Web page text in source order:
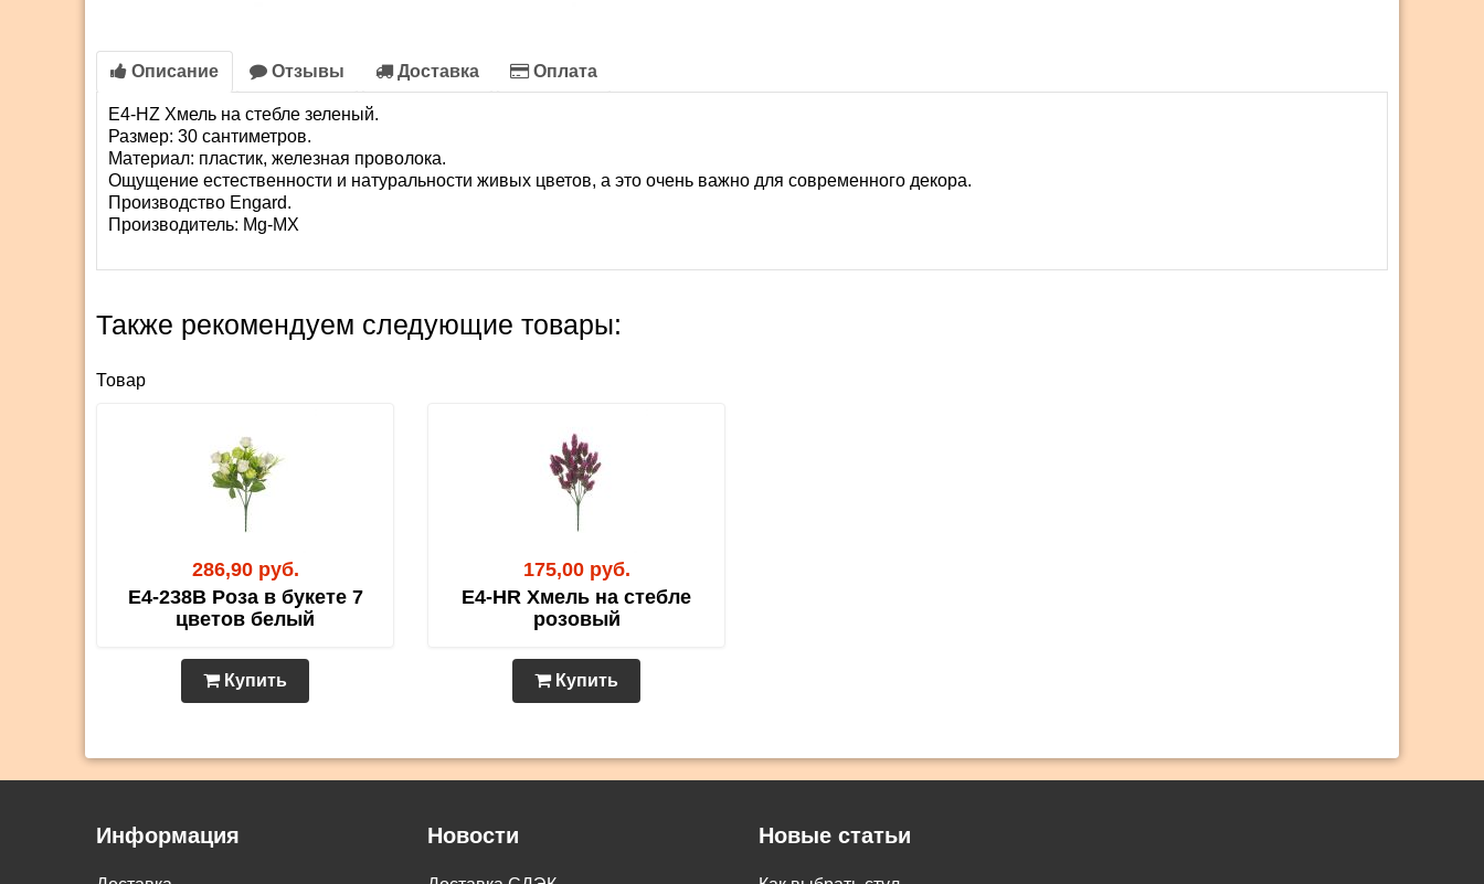
Описание Отзывы Доставка Оплата
E4-HZ Хмель на стебле зеленый.
Размер: 30 сантиметров.
Материал: пластик, железная проволока.
Ощущение естественности и натуральности живых цветов, а это очень важно для современного декора.
Производство Engard.
Производитель: Mg-MX
Также рекомендуем следующие товары:
Товар
286,90 руб.
E4-238B Роза в букете 7
цветов белый
Купить
175,00 руб.
E4-HR Хмель на стебле
розовый
Купить
Информация Новости Новые статьи